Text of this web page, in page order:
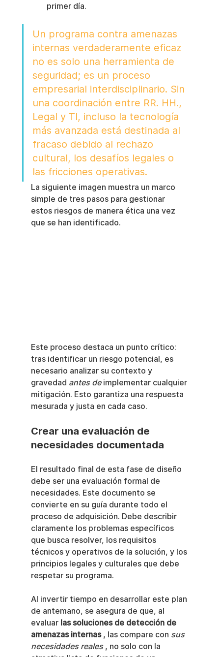
primer día.
Un programa contra amenazas
internas verdaderamente eficaz
no es solo una herramienta de
seguridad; es un proceso
empresarial interdisciplinario. Sin
una coordinación entre RR. HH.,
Legal y TI, incluso la tecnología
más avanzada está destinada al
fracaso debido al rechazo
cultural, los desafíos legales o
las fricciones operativas.
La siguiente imagen muestra un marco
simple de tres pasos para gestionar
estos riesgos de manera ética una vez
que se han identificado.
Este proceso destaca un punto crítico:
tras identificar un riesgo potencial, es
necesario analizar su contexto y
gravedad antes de implementar cualquier
mitigación. Esto garantiza una respuesta
mesurada y justa en cada caso.
Crear una evaluación de
necesidades documentada
El resultado final de esta fase de diseño
debe ser una evaluación formal de
necesidades. Este documento se
convierte en su guía durante todo el
proceso de adquisición. Debe describir
claramente los problemas específicos
que busca resolver, los requisitos
técnicos y operativos de la solución, y los
principios legales y culturales que debe
respetar su programa.
Al invertir tiempo en desarrollar este plan
de antemano, se asegura de que, al
evaluar las soluciones de detección de
amenazas internas , las compare con sus
necesidades reales , no solo con la